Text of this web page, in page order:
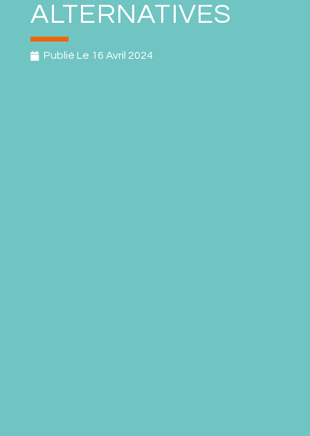
ALTERNATIVES
Publié Le 16 Avril 2024